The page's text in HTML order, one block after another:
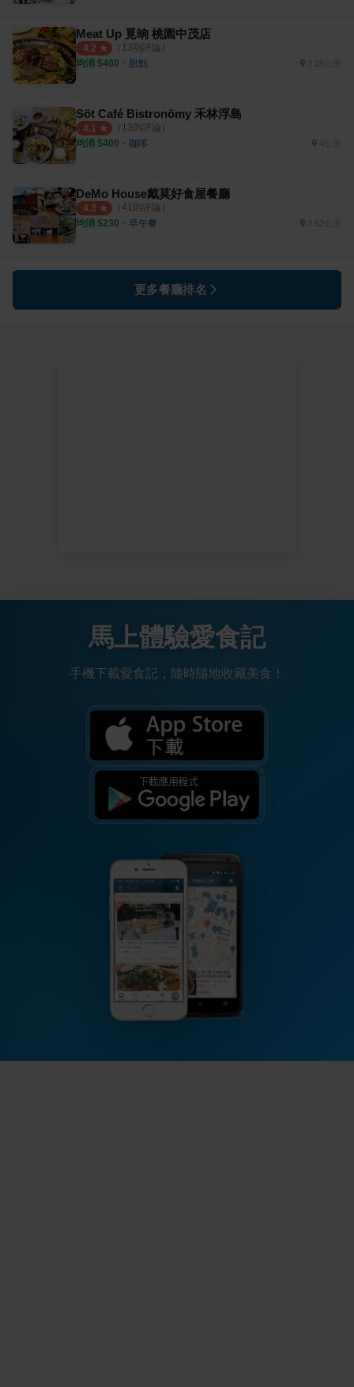
Meat Up 覓晌 桃園中茂店
4.2 （ 13則評論）
均消 $400 ・ 甜點
Söt Café Bistronömy 禾林浮島
4.1 （ 13則評論）
均消 $400 ・ 咖啡 4公里
DeMo House戴莫好食屋餐廳
4.3 （ 41 則評論）
均消 $230 ・ 早午餐
更多餐廳排名
馬上體驗愛食記
手機下載愛食記，隨時隨地收藏美食！